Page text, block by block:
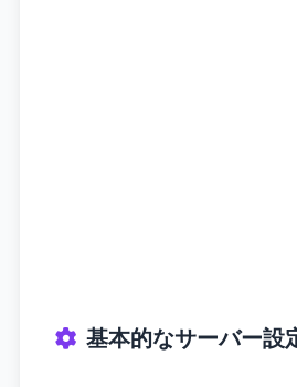
基本的なサーバー設